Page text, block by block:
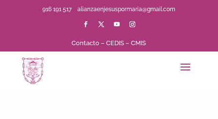
916 191 517alianzaenjesuspormaria@gmail.com
Contacto –CEDIS –CMIS